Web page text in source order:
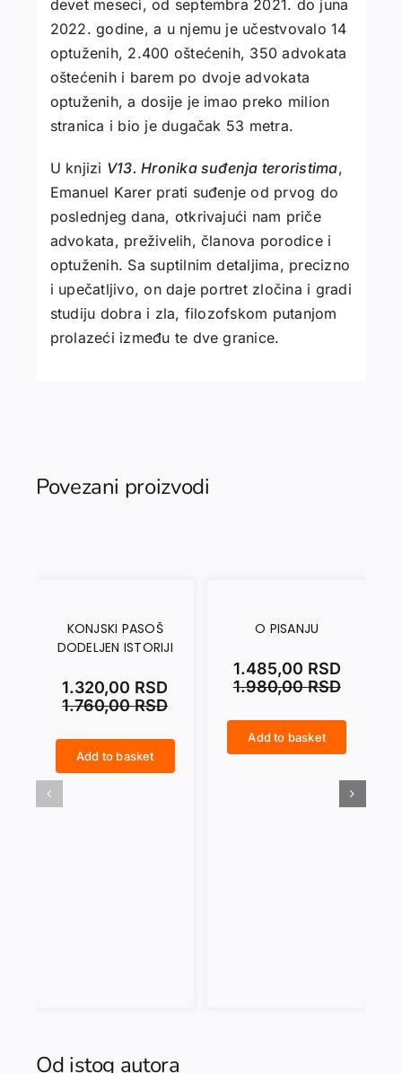
devet meseci, od septembra 2021. do juna
2022. godine, a u njemu je učestvovalo 14
optuženih, 2.400 oštećenih, 350 advokata
oštećenih i barem po dvoje advokata
optuženih, a dosije je imao preko milion
stranica i bio je dugačak 53 metra.
U knjizi V13. Hronika suđenja teroristima,
Emanuel Karer prati suđenje od prvog do
poslednjeg dana, otkrivajući nam priče
advokata, preživelih, članova porodice i
optuženih. Sa suptilnim detaljima, precizno
i upečatljivo, on daje portret zločina i gradi
studiju dobra i zla, filozofskom putanjom
prolazeći između te dve granice.
Povezani proizvodi
KONJSKI PASOŠ
DODELJEN ISTORIJI
1.760,00RSD
1.320,00 RSD
Add to basket
O PISANJU
1.980,00RSD
1.485,00 RSD
Add to basket
Od istog autora